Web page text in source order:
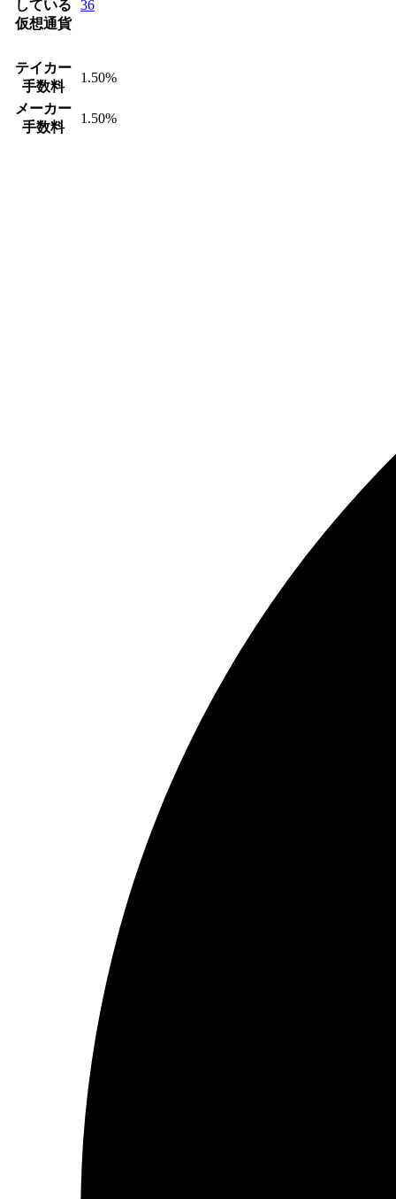
している
仮想通貨
36
テイカー
手数料
1.50%
メーカー
手数料
1.50%